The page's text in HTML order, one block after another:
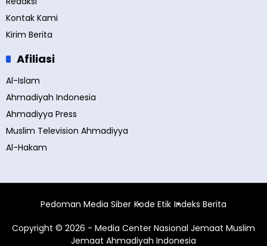
Kontak Kami
Kirim Berita
Afiliasi
Al-Islam
Ahmadiyah Indonesia
Ahmadiyya Press
Muslim Television Ahmadiyya
Al-Hakam
Pedoman Media Siber Kode Etik Indeks Berita
Copyright © 2026 - Media Center Nasional Jemaat Muslim
Jemaat Ahmadiyah Indonesia